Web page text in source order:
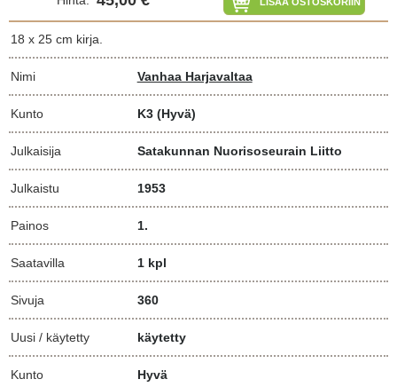
18 x 25 cm kirja.
Nimi Vanhaa Harjavaltaa
Kunto K3 (Hyvä)
Julkaisija Satakunnan Nuorisoseurain Liitto
Julkaistu 1953
Painos 1.
Saatavilla 1 kpl
Sivuja 360
Uusi / käytetty käytetty
Kunto Hyvä